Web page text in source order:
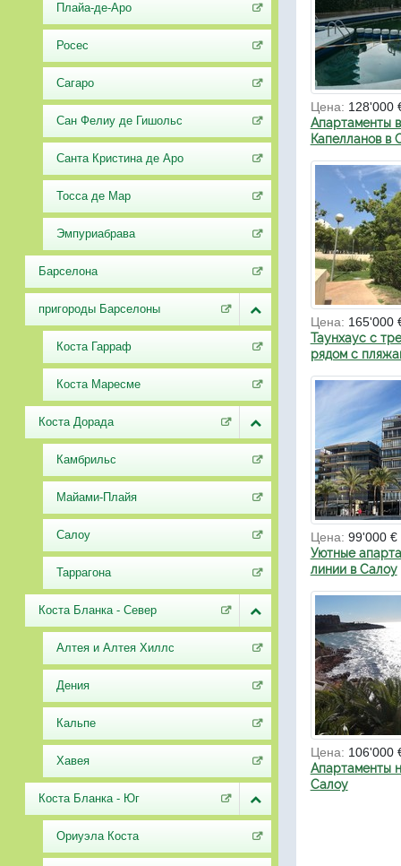
Плайа-де-Аро
Росес
Сагаро
Сан Фелиу де Гишольс
Санта Кристина де Аро
Тосса де Мар
Эмпуриабрава
Барселона
пригороды Барселоны
Коста Гарраф
Коста Маресме
Коста Дорада
Камбрильс
Майами-Плайя
Салоу
Таррагона
Коста Бланка - Север
Алтея и Алтея Хиллс
Дения
Кальпе
Хавея
Коста Бланка - Юг
Ориуэла Коста
Цена: 128'000
Апартаменты
Капелланов в
Цена: 165'000
Таунхаус с
рядом с
Цена: 99'000 €
Уютные
линии в Салоу
Цена: 106'000
Апартаменты
Салоу